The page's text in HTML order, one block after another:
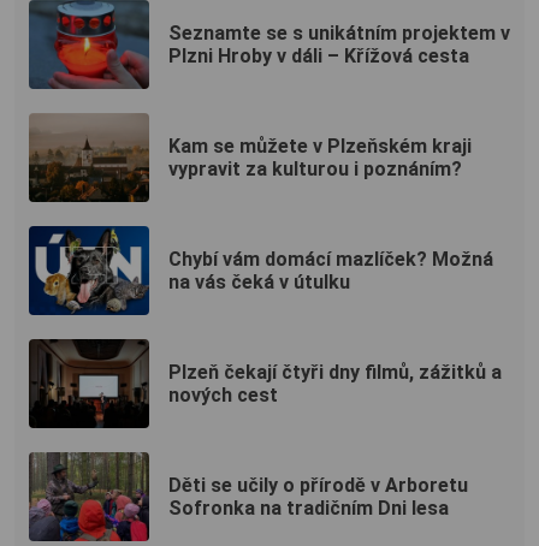
Seznamte se s unikátním projektem v
Plzni Hroby v dáli – Křížová cesta
Kam se můžete v Plzeňském kraji
vypravit za kulturou i poznáním?
Chybí vám domácí mazlíček? Možná
na vás čeká v útulku
Plzeň čekají čtyři dny filmů, zážitků a
nových cest
Děti se učily o přírodě v Arboretu
Sofronka na tradičním Dni lesa